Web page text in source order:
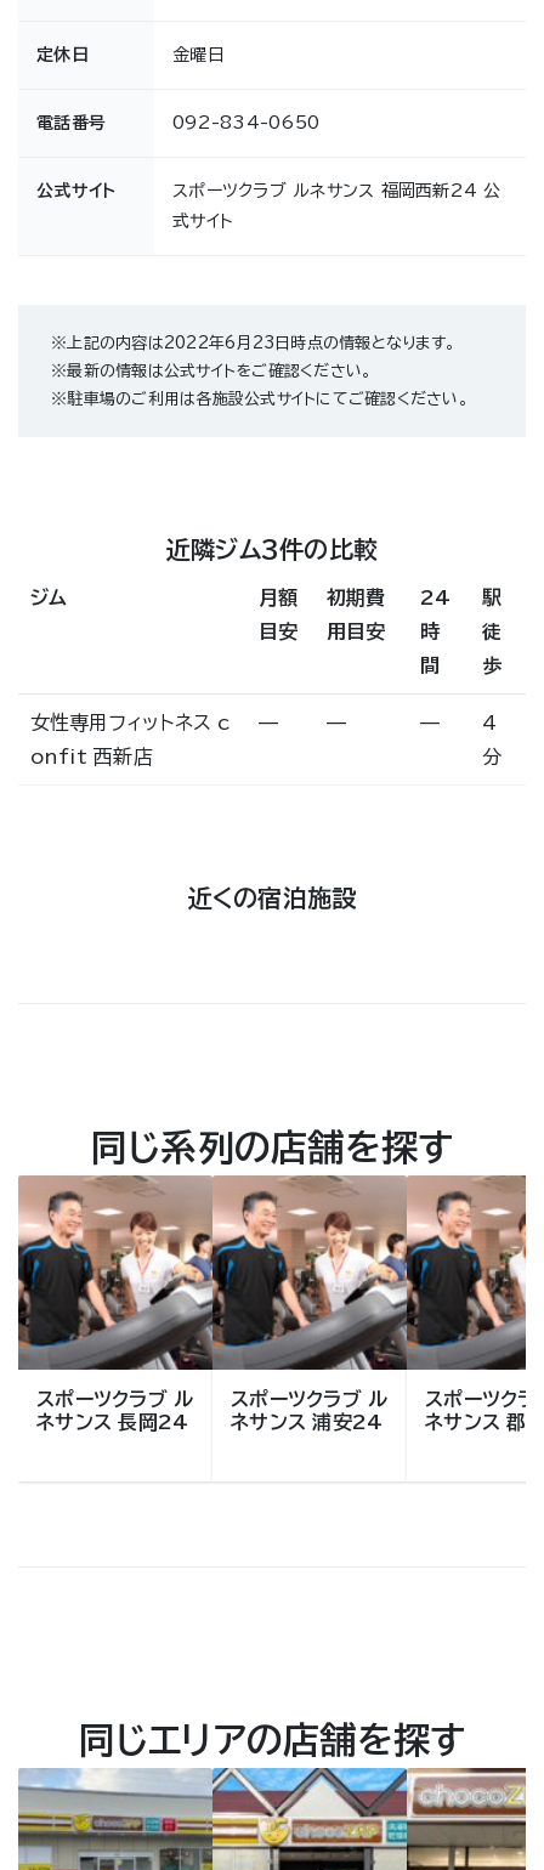
定休日 金曜日
電話番号 092-834-0650
公式サイト
スポーツクラブ ルネサンス 福岡西新24 公
式サイト
※上記の内容は2022年6月23日時点の情報となります。
※最新の情報は公式サイトをご確認ください。
※駐車場のご利用は各施設公式サイトにてご確認ください。
近隣ジム3件の比較
ジム
月額
目安
初期費
用目安
24
時
間
駅
徒
歩
女性専用フィットネス c
onfit 西新店
— — —
4
分
近くの宿泊施設
同じ系列の店舗を探す
スポーツクラブ ル
ネサンス 長岡24
スポーツクラブ ル
ネサンス 浦安24
スポーツクラ
ネサンス 郡
同じエリアの店舗を探す